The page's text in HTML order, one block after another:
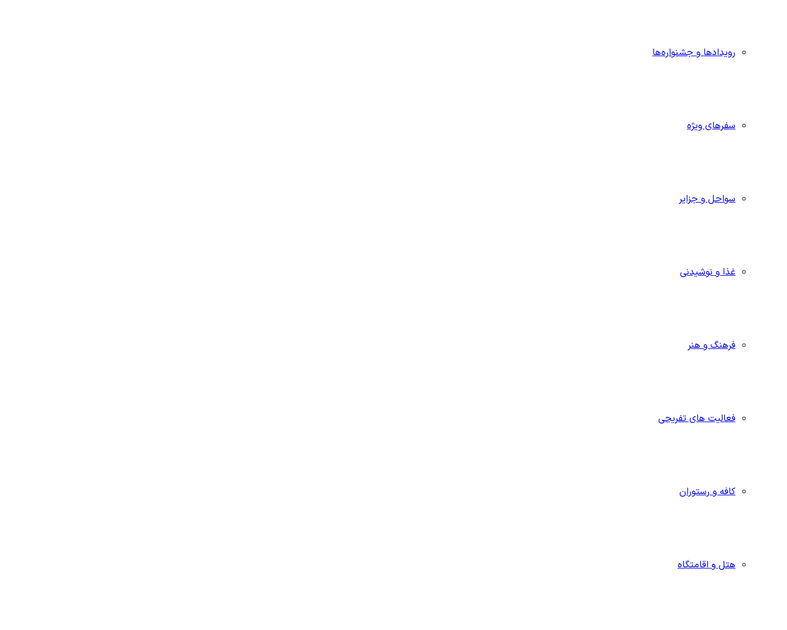
رویدادها و جشنواره‌ها
سفرهای ویژه
سواحل و جزایر
غذا و نوشیدنی
فرهنگ و هنر
فعالیت های تفریحی
کافه و رستوران
هتل و اقامتگاه